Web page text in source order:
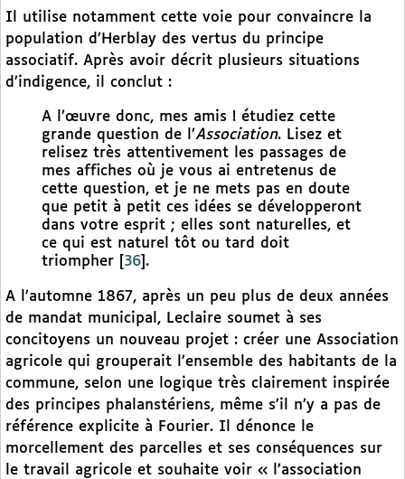
Il utilise notamment cette voie pour convaincre la
population d’Herblay des vertus du principe
associatif. Après avoir décrit plusieurs situations
d’indigence, il conclut :
A l’œuvre donc, mes amis ! étudiez cette
grande question de l’Association. Lisez et
relisez très attentivement les passages de
mes affiches où je vous ai entretenus de
cette question, et je ne mets pas en doute
que petit à petit ces idées se développeront
dans votre esprit ; elles sont naturelles, et
ce qui est naturel tôt ou tard doit
triompher
36 .
A l’automne 1867, après un peu plus de deux années
de mandat municipal, Leclaire soumet à ses
concitoyens un nouveau projet : créer une Association
agricole qui grouperait l’ensemble des habitants de la
commune, selon une logique très clairement inspirée
des principes phalanstériens, même s’il n’y a pas de
référence explicite à Fourier. Il dénonce le
morcellement des parcelles et ses conséquences sur
le travail agricole et souhaite voir « l’association